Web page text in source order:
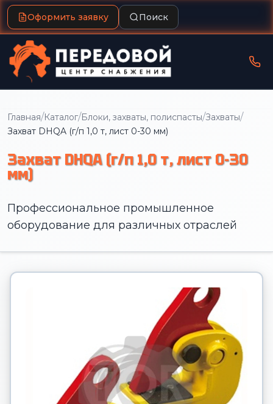
Оформить заявку Поиск
Главная/Каталог/Блоки, захваты, полиспасты/Захваты/
Захват DHQA (г/п 1,0 т, лист 0-30 мм)
Захват DHQA (г/п 1,0 т, лист 0-30
мм)
Профессиональное промышленное
оборудование для различных отраслей